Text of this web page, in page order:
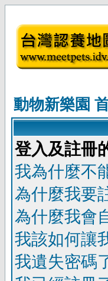
動物新樂園
登入及註冊
我為什麼不
為什麼我要
為什麼我會
我該如何讓
我遺失密碼